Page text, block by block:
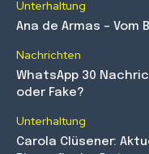
Unterhaltung
Ana de Armas – Vom
Nachrichten
WhatsApp 30
oder Fake?
Unterhaltung
Carola Clüsener: